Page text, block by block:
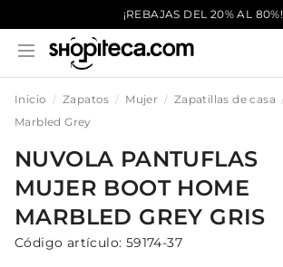
¡REBAJAS DEL 20% AL 80%!
Inicio Zapatos Mujer Zapatillas de casa
Marbled Grey
NUVOLA PANTUFLAS
MUJER BOOT HOME
MARBLED GREY GRIS
Código artículo: 59174-37